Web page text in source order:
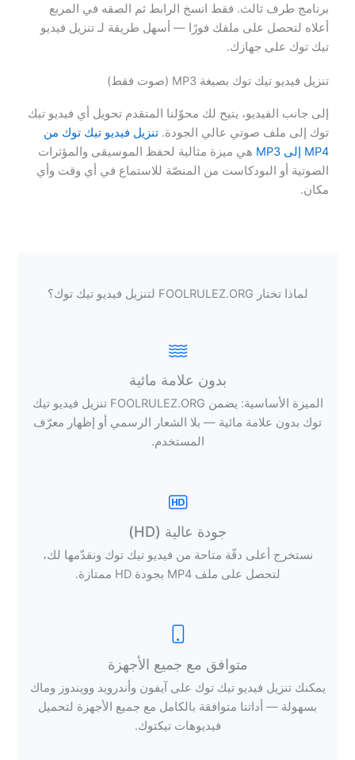
برنامج طرف ثالث. فقط انسخ الرابط ثم الصقه في المربع
أعلاه لتحصل على ملفك فورًا — أسهل طريقة لـ تنزيل فيديو
تيك توك على جهازك.
تنزيل فيديو تيك توك بصيغة MP3 (صوت فقط)
إلى جانب الفيديو، يتيح لك محوّلنا المتقدم تحويل أي فيديو تيك
توك إلى ملف صوتي عالي الجودة. تنزيل فيديو تيك توك من
MP4 إلى MP3
هي ميزة مثالية لحفظ الموسيقى والمؤثرات
الصوتية أو البودكاست من المنصّة للاستماع في أي وقت وأي
مكان.
لماذا تختار FOOLRULEZ.ORG لتنزيل فيديو تيك توك؟
بدون علامة مائية
الميزة الأساسية: يضمن FOOLRULEZ.ORG تنزيل فيديو تيك
توك بدون علامة مائية — بلا الشعار الرسمي أو إظهار معرّف
المستخدم.
جودة عالية (HD)
نستخرج أعلى دقّة متاحة من فيديو تيك توك ونقدّمها لك،
لتحصل على ملف MP4 بجودة HD ممتازة.
متوافق مع جميع الأجهزة
يمكنك تنزيل فيديو تيك توك على آيفون وأندرويد وويندوز وماك
بسهولة — أداتنا متوافقة بالكامل مع جميع الأجهزة لتحميل
فيديوهات تيكتوك.